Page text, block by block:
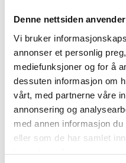
Denne nettsiden
Vi bruker
annonser et personlig
mediefunksjoner og for å
dessuten informasjon om
vårt, med partnerne våre
annonsering og
med annen informasjon du
eller som de har samlet
usikre.
«Mange seniorer sitter
være for gamle,»
«Så vi har oppdaget at
til å rekruttere nye
kan lettere
arbeidslivet.»
Inn i